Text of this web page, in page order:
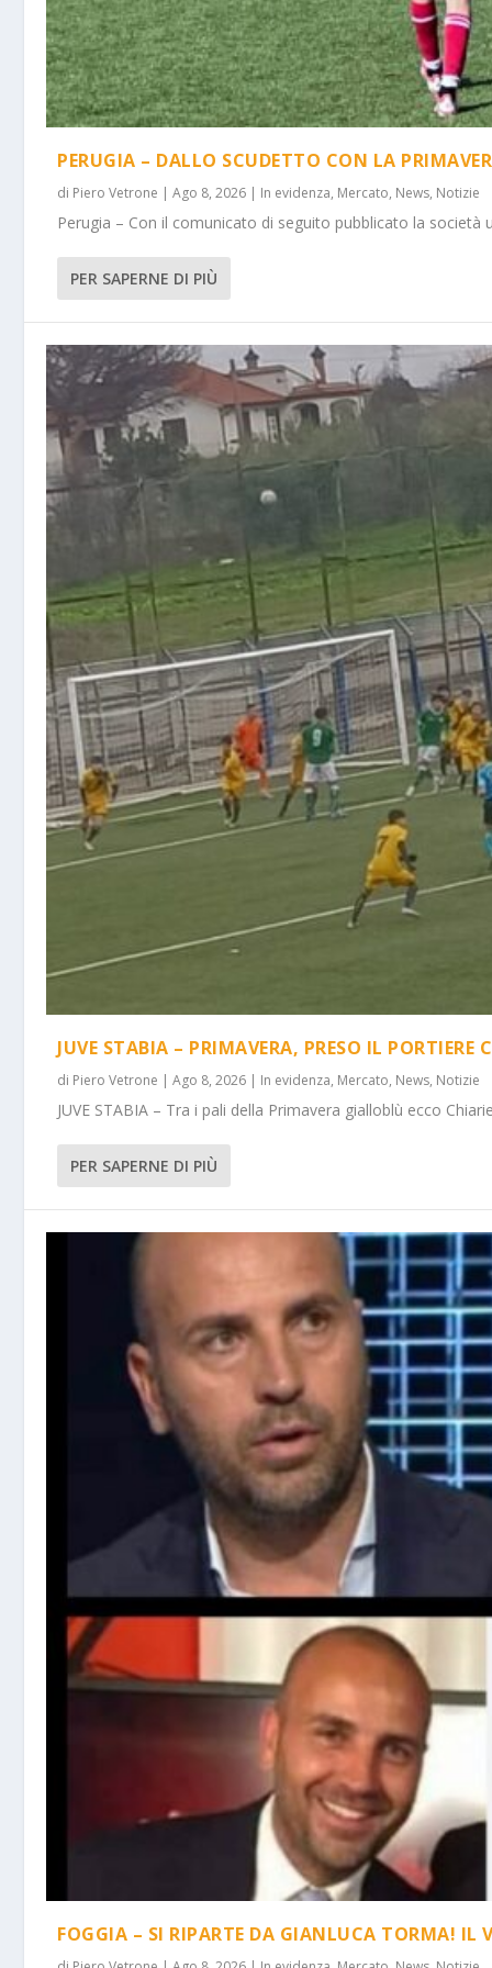
PERUGIA – DALLO SCUDETTO CON LA
di Piero Vetrone |Ago 8, 2026 | In evidenza, Mercato, News, Notizie
Perugia – Con il comunicato di seguito pubblicato la società
PER SAPERNE DI PIÙ
JUVE STABIA – PRIMAVERA, PRESO IL PORTIERE
di Piero Vetrone |Ago 8, 2026 | In evidenza, Mercato, News, Notizie
JUVE STABIA – Tra i pali della Primavera gialloblù ecco
PER SAPERNE DI PIÙ
FOGGIA – SI RIPARTE DA GIANLUCA TORMA! IL